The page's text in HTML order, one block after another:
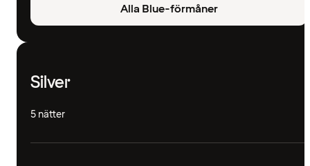
Alla Blue-förmåner
Silver
5 nätter